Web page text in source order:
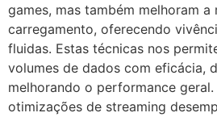
games, mas também melhoram a
carregamento, oferecendo
fluidas. Estas técnicas nos
volumes de dados com eficácia,
melhorando o performance
otimizações de streaming